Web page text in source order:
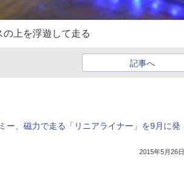
上を浮遊して走る
記事へ
ー、磁力で走る「リニアライナー」を9月に発
2015年5月26日